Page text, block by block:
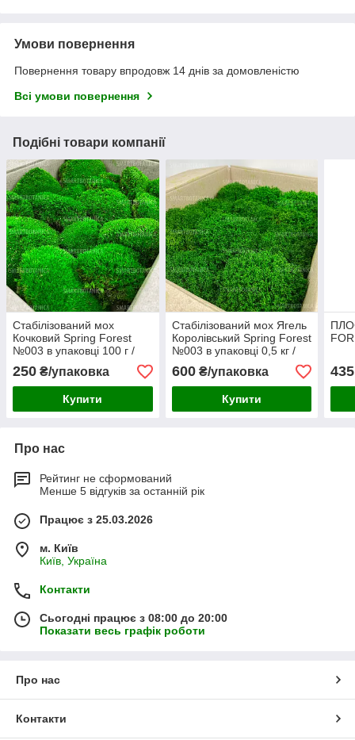
Умови повернення
Повернення товару впродовж 14 днів за домовленістю
Всі умови повернення
Подібні товари компанії
Стабілізований мох
Кочковий Spring Forest
№003 в упаковці 100 г /
0,03 м² (BM003/1)
250 ₴/упаковка
Купити
Стабілізований мох Ягель
Королівський Spring Forest
№003 в упаковці 0,5 кг /
0,1 м² (QM003/3)
600₴/упаковка
Купити
435
Про нас
Рейтинг не сформований
Менше 5 відгуків за останній рік
Працює з 25.03.2026
м. Київ
Київ, Україна
Контакти
Сьогодні працює з 08:00 до 20:00
Показати весь графік роботи
Про нас
Контакти